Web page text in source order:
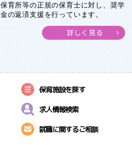
保育所等の正規の保育士に対し、奨学
金の返済支援を行っています。
詳しく見る
保育施設を探す
求人情報検索
就職に関するご相談